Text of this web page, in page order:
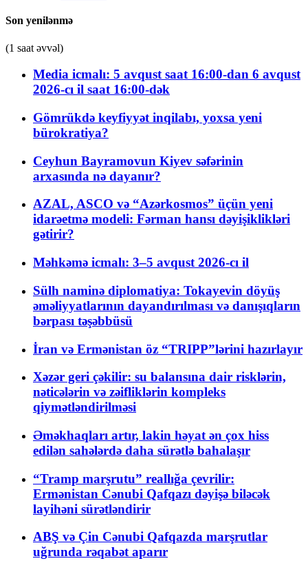
Son yenilənmə
(1 saat əvvəl)
Media icmalı: 5 avqust saat 16:00-dan 6 avqust
2026-cı il saat 16:00-dək
Gömrükdə keyfiyyət inqilabı, yoxsa yeni
bürokratiya?
Ceyhun Bayramovun Kiyev səfərinin
arxasında nə dayanır?
AZAL, ASCO və “Azərkosmos” üçün yeni
idarəetmə modeli: Fərman hansı dəyişiklikləri
gətirir?
Məhkəmə icmalı: 3–5 avqust 2026-cı il
Sülh naminə diplomatiya: Tokayevin döyüş
əməliyyatlarının dayandırılması və danışıqların
bərpası təşəbbüsü
İran və Ermənistan öz “TRIPP”lərini hazırlayır
Xəzər geri çəkilir: su balansına dair risklərin,
nəticələrin və zəifliklərin kompleks
qiymətləndirilməsi
Əməkhaqları artır, lakin həyat ən çox hiss
edilən sahələrdə daha sürətlə bahalaşır
“Tramp marşrutu” reallığa çevrilir:
Ermənistan Cənubi Qafqazı dəyişə biləcək
layihəni sürətləndirir
ABŞ və Çin Cənubi Qafqazda marşrutlar
uğrunda rəqabət aparır